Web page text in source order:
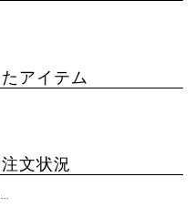
アイテム
文状況
...